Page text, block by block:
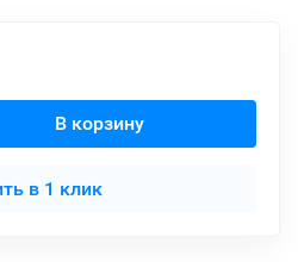
В корзину
в 1 клик